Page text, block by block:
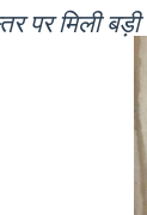
पर मिली